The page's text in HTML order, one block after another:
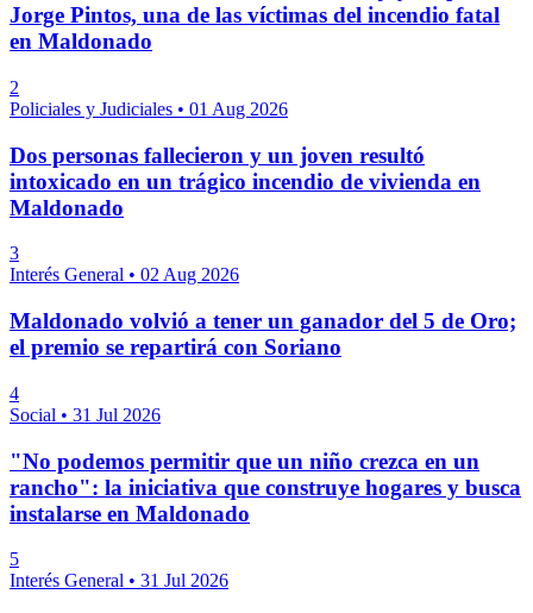
Jorge Pintos, una de las víctimas del incendio fatal
en Maldonado
2
Policiales y Judiciales • 01 Aug 2026
Dos personas fallecieron y un joven resultó
intoxicado en un trágico incendio de vivienda en
Maldonado
3
Interés General • 02 Aug 2026
Maldonado volvió a tener un ganador del 5 de Oro;
el premio se repartirá con Soriano
4
Social • 31 Jul 2026
"No podemos permitir que un niño crezca en un
rancho": la iniciativa que construye hogares y busca
instalarse en Maldonado
5
Interés General • 31 Jul 2026